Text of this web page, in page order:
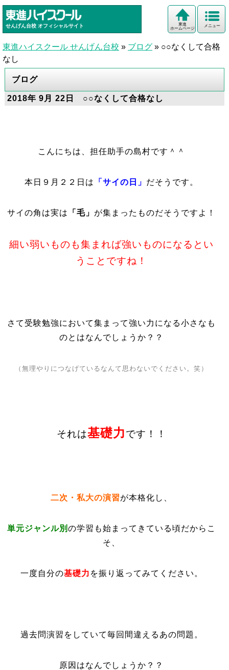
せんげん台校 オフィシャルサイト メニュー
東進
ホームページ
東進ハイスクール せんげん台校 » ブログ » ○○なくして合格
なし
ブログ
2018年 9月 22日 ○○なくして合格なし
こんにちは、担任助手の島村です＾＾
本日９月２２日は 「サイの日」 だそうです。
サイの角は実は 「毛」 が集まったものだそうですよ！
細い弱いものも集まれば強いものになるとい
うことですね！
さて受験勉強において集まって強い力になる小さなも
のとはなんでしょうか？？
（無理やりにつなげているなんて思わないでください。笑）
それは基礎力です！！
二次・私大の演習が本格化し、
単元ジャンル別の学習も始まってきている頃だからこ
そ、
一度自分の基礎力 を振り返ってみてください。
過去問演習をしていて毎回間違えるあの問題。
原因はなんでしょうか？？